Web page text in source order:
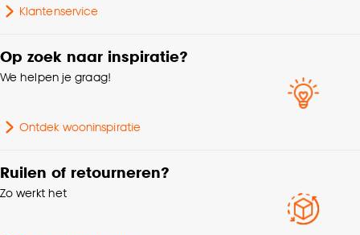
Lengte
Klantenservice
Op zoek naar inspiratie?
We helpen je graag!
Ontdek wooninspiratie
Ruilen of retourneren?
Zo werkt het